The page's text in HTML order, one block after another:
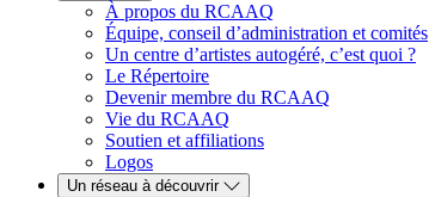
À propos du RCAAQ
Équipe, conseil d’administration et comités
Un centre d’artistes autogéré, c’est quoi ?
Le Répertoire
Devenir membre du RCAAQ
Vie du RCAAQ
Soutien et affiliations
Logos
Un réseau à découvrir